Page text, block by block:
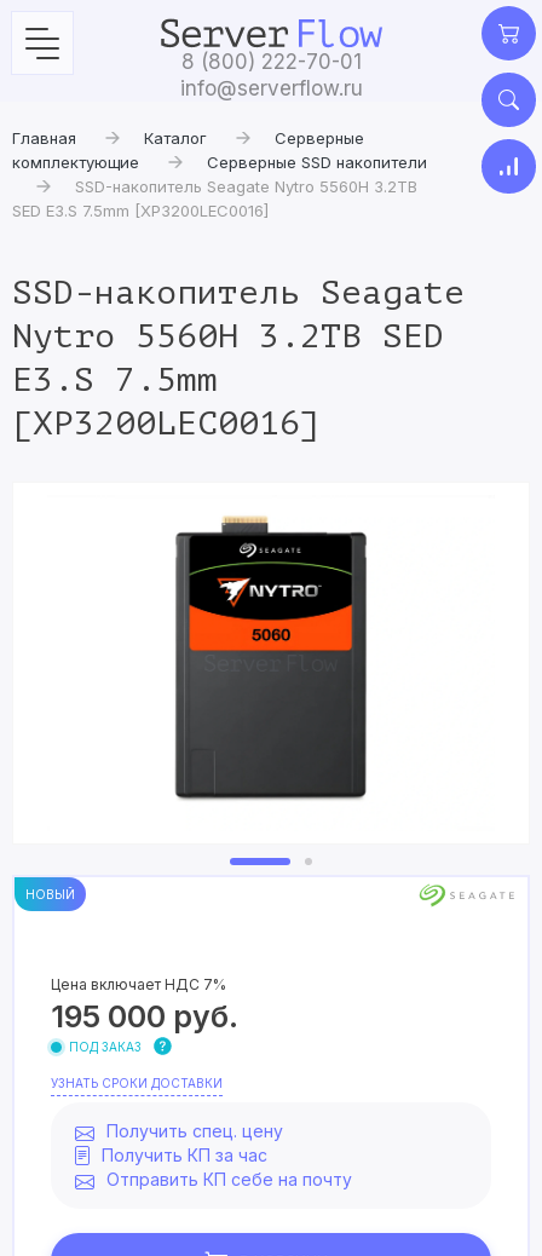
8 (800) 222-70-01
info@serverflow.ru
Главная Каталог
Серверные
комплектующие
Серверные SSD накопители
SSD-накопитель Seagate Nytro 5560H 3.2TB
SED E3.S 7.5mm [XP3200LEC0016]
SSD-накопитель Seagate
Nytro 5560H 3.2TB SED
E3.S 7.5mm
[XP3200LEC0016]
НОВЫЙ
Цена включает НДС 7%
195 000 руб.
ПОД ЗАКАЗ
УЗНАТЬ СРОКИ ДОСТАВКИ
Получить спец. цену
Получить КП за час
Отправить КП себе на почту